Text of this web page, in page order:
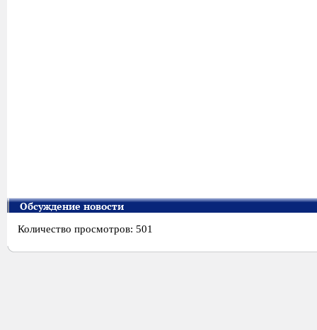
Обсуждение новости
Количество просмотров: 501